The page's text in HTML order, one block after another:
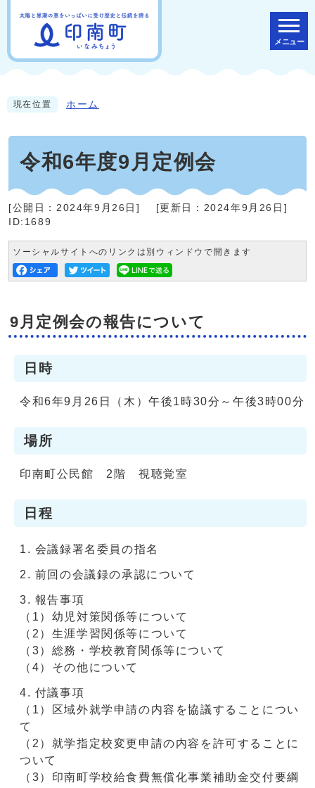
メニュー
現在位置 ホーム
令和6年度9月定例会
[公開日： 2024年9月26日 ] [更新日： 2024年9月26日 ]
ID:1689
ソーシャルサイトへのリンクは別ウィンドウで開きます
9月定例会の報告について
日時
令和6年9月26日（木）午後1時30分～午後3時00分
場所
印南町公民館 2階 視聴覚室
日程
会議録署名委員の指名
前回の会議録の承認について
報告事項
（1）幼児対策関係等について
（2）生涯学習関係等について
（3）総務・学校教育関係等について
（4）その他について
付議事項
（1）区域外就学申請の内容を協議することについ
て
（2）就学指定校変更申請の内容を許可することに
ついて
（3）印南町学校給食費無償化事業補助金交付要綱